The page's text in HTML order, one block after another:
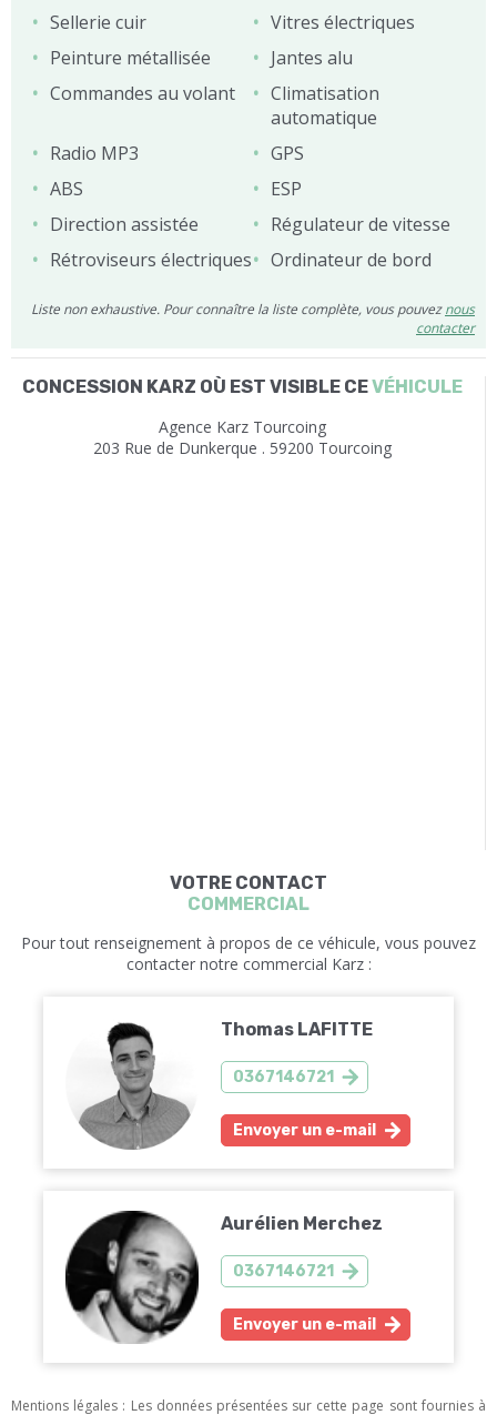
Sellerie cuir
Vitres électriques
Peinture métallisée
Jantes alu
Commandes au volant
Climatisation
automatique
Radio MP3
GPS
ABS
ESP
Direction assistée
Régulateur de vitesse
Rétroviseurs électriques
Ordinateur de bord
Liste non exhaustive. Pour connaître la liste complète, vous pouveznous
contacter
CONCESSION KARZ OÙ EST VISIBLE CEVÉHICULE
Agence Karz Tourcoing
203 Rue de Dunkerque . 59200 Tourcoing
VOTRE CONTACT
COMMERCIAL
Pour tout renseignement à propos de ce véhicule, vous pouvez
contacter notre commercial Karz :
Thomas LAFITTE
0367146721
Envoyer un e-mail
Aurélien Merchez
0367146721
Envoyer un e-mail
Mentions légales : Les données présentées sur cette page sont fournies à